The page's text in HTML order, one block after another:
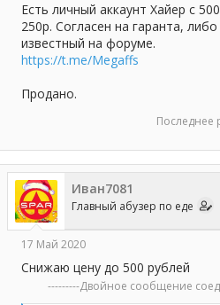
Есть личный аккаунт Хайер с
250р. Согласен на гаранта,
известный на форуме.
https://t.me/Megaffs
Продано.
Последнее
Иван7081
Главный абузер по еде
17 Май 2020
Снижаю цену до 500 рублей
---------Двойное сообщение